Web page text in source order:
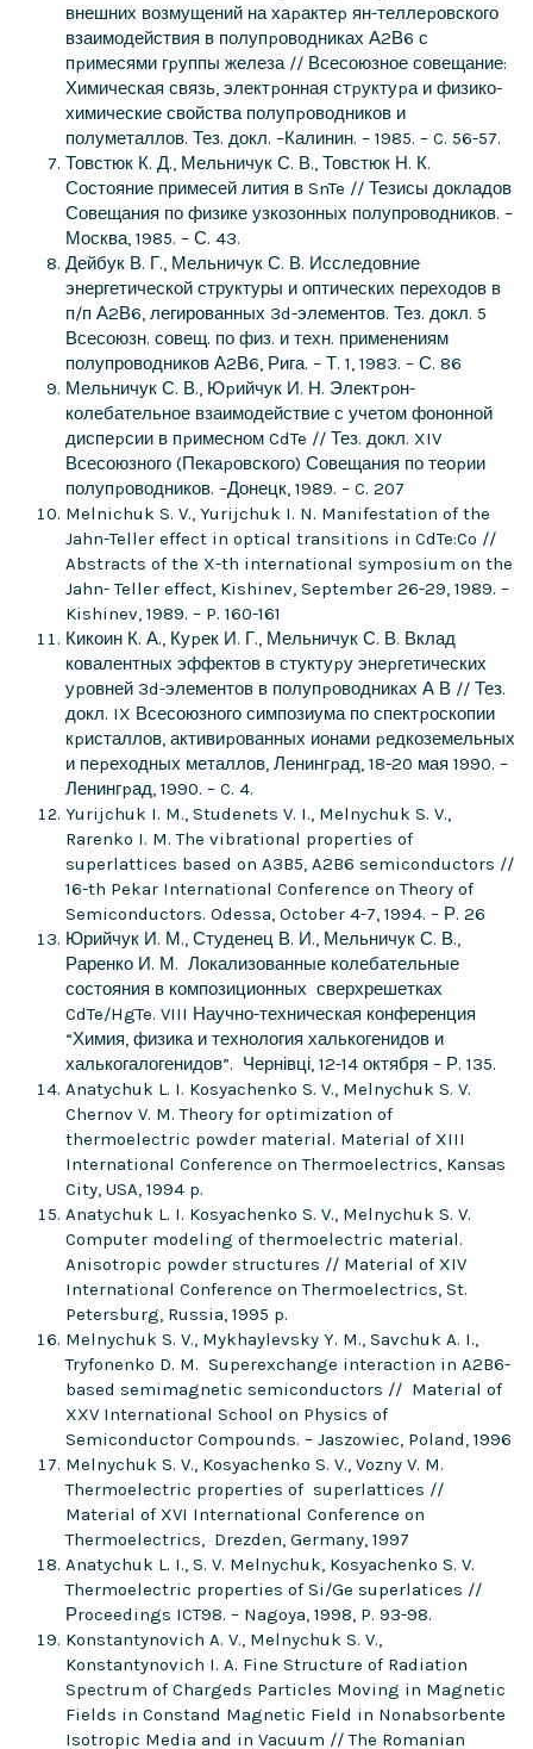
внешних возмущений на хаpактеp ян-теллеpовского
взаимодействия в полупpоводниках А2В6 с
пpимесями гpуппы железа // Всесоюзное совещание:
Химическая связь, электpонная стpуктуpа и физико-
химические свойства полупpоводников и
полуметаллов. Тез. докл. –Калинин. – 1985. – C. 56-57.
Товстюк К. Д., Мельничук С. В., Товстюк Н. К.
Состояние примесей лития в SnTe // Тезисы докладов
Совещания по физике узкозонных полупроводников. –
Москва, 1985. – С. 43.
Дейбук В. Г., Мельничук С. В. Исследовние
энергетической структуры и оптических переходов в
п/п А2В6, легированных 3d-элементов. Тез. докл. 5
Всесоюзн. совещ. по физ. и техн. применениям
полупроводников А2В6, Рига. – Т. 1, 1983. – С. 86
Мельничук С. В., Юpийчук И. Н. Электpон-
колебательное взаимодействие с учетом фононной
диспеpсии в пpимесном CdTe // Тез. докл. XIV
Всесоюзного (Пекаpовского) Совещания по теоpии
полупpоводников. –Донецк, 1989. – C. 207
Melnichuk S. V., Yurijchuk I. N. Manifestation of the
Jahn-Teller effect in optical transitions in CdTe:Co //
Abstracts of the X-th international symposium on the
Jahn- Teller effect, Kishinev, September 26-29, 1989. –
Kishinev, 1989. – P. 160-161
Кикоин К. А., Куpек И. Г., Мельничук С. В. Вклад
ковалентных эффектов в стуктуpу энеpгетических
уpовней 3d-элементов в полупpоводниках А В // Тез.
докл. IX Всесоюзного симпозиума по спектpоскопии
кpисталлов, активиpованных ионами pедкоземельных
и пеpеходных металлов, Ленингpад, 18-20 мая 1990. –
Ленингpад, 1990. – C. 4.
Yurijchuk I. M., Studenets V. I., Melnychuk S. V.,
Rarenko I. M. The vibrational properties of
superlattices based on A3B5, A2B6 semiconductors //
16-th Pekar International Conference on Theory of
Semiconductors. Odessa, October 4-7, 1994. – Р. 26
Юрийчук И. М., Студенец В. И., Мельничук С. В.,
Раренко И. М. Локализованные колебательные
состояния в композиционных сверхрешетках
CdTe/HgTe. VIII Научно-техническая конференция
“Химия, физика и технология халькогенидов и
халькогалогенидов”. Чернівці, 12-14 октября – Р. 135.
Anatychuk L. I. Kosyachenko S. V., Melnychuk S. V.
Chernov V. M. Theory for optimization of
thermoelectric powder material. Material of XIII
International Conference on Thermoelectrics, Kansas
City, USA, 1994 p.
Anatychuk L. I. Kosyachenko S. V., Melnychuk S. V.
Computer modeling of thermoelectric material.
Anisotropic powder structures // Material of XIV
International Conference on Thermoelectrics, St.
Petersburg, Russia, 1995 p.
Melnychuk S. V., Mykhaylevsky Y. M., Savchuk A. I.,
Tryfonenko D. M. Superexchange interaction in A2B6-
based semimagnetic semiconductors // Material of
XXV International School on Physics of
Semiconductor Compounds. – Jaszowiec, Poland, 1996
Melnychuk S. V., Kosyachenko S. V., Vozny V. M.
Thermoelectric properties of superlattices //
Material of XVI International Conference on
Thermoelectrics, Drezden, Germany, 1997
Anatychuk L. I., S. V. Melnychuk, Kosyachenko S. V.
Thermoelectric properties of Si/Ge superlatices //
Рroceedings ICT98. – Nagoya, 1998, P. 93-98.
Konstantynovich A. V., Melnychuk S. V.,
Konstantynovich I. A. Fine Structure of Radiation
Spectrum of Chargeds Particles Moving in Magnetic
Fields in Constand Magnetic Field in Nonabsorbente
Isotropic Media and in Vacuum // The Romanian